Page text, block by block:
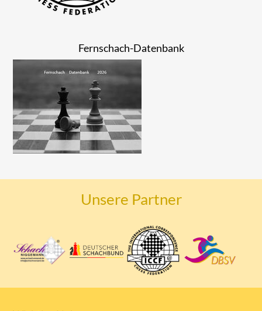
Fernschach-Datenbank
Unsere Partner